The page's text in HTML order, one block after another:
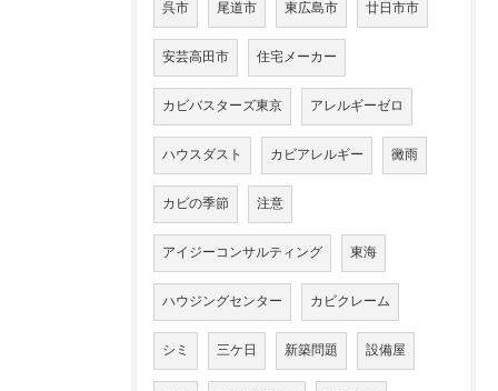
呉市 尾道市 東広島市 廿日市市
安芸高田市 住宅メーカー
カビバスターズ東京 アレルギーゼロ
ハウスダスト カビアレルギー 黴雨
カビの季節 注意
アイジーコンサルティング 東海
ハウジングセンター カビクレーム
シミ 三ケ日 新築問題 設備屋